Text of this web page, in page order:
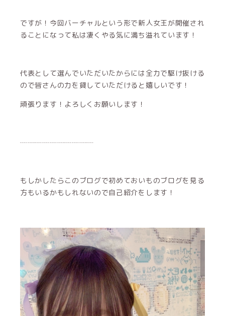
ですが！今回バーチャルという形で新人女王が開催され
ることになって私は凄くやる気に満ち溢れています！
代表として選んでいただいたからには全力で駆け抜ける
ので皆さんの力を貸していただけると嬉しいです！
頑張ります！よろしくお願いします！
┈┈┈┈┈┈┈┈┈┈
もしかしたらこのブログで初めておいものブログを見る
方もいるかもしれないので自己紹介をします！